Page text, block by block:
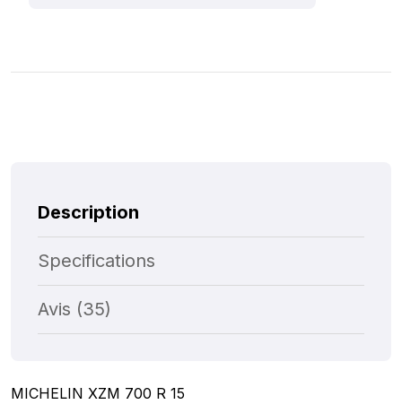
Description
Specifications
Avis (35)
MICHELIN XZM 700 R 15